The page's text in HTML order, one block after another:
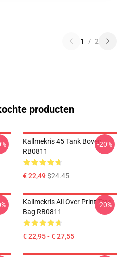
1 / 2
producten
Kallmekris 45 Tank Boven
RB0811
€ 22,49$24.45
-20%
Kallmekris All Over Print Tote
Bag RB0811
€ 22,95 - € 27,55
-20%